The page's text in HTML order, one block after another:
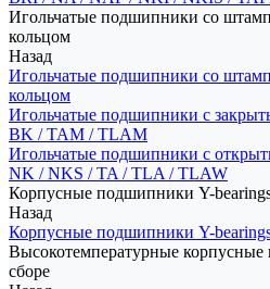
Игольчатые подшипники со
кольцом
Назад
Игольчатые подшипники со
кольцом
Игольчатые подшипники с
BK / TAM / TLAM
Игольчатые подшипники с
NK / NKS / TA / TLA / TLAW
Корпусные подшипники Y-
Назад
Корпусные подшипники Y-
Высокотемпературные
сборе